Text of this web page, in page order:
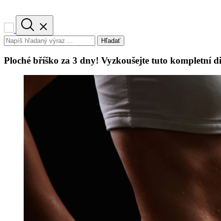
Hľadať
Ploché bříško za 3 dny! Vyzkoušejte tuto kompletní